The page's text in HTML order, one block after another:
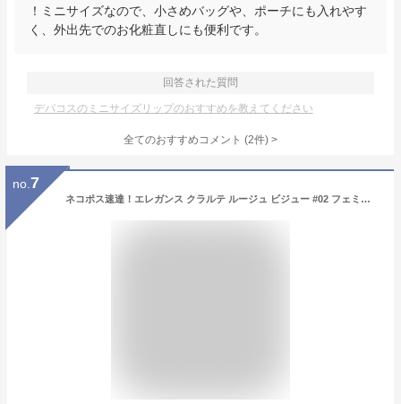
！ミニサイズなので、小さめバッグや、ポーチにも入れやす
く、外出先でのお化粧直しにも便利です。
回答された質問
デパコスのミニサイズリップのおすすめを教えてください
全てのおすすめコメント (2件) >
no. 7
ネコポス速達！エレガンス クラルテ ルージュ ビジュー #02 フェミニンで愛らしいピンクベージュ 1.7g ミニサイズ 特製サイズ サンプル 外箱付き リップカラー リクイッドルージュ 輝き 鮮やかなツヤ色 うるおい 保湿 Elegance elegance